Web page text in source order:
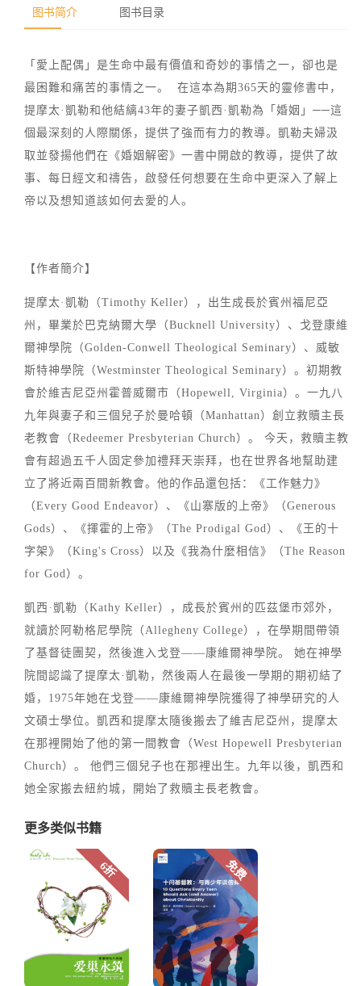
图书简介 图书目录
「愛上配偶」是生命中最有價值和奇妙的事情之一，卻也是
最困難和痛苦的事情之一。 在這本為期365天的靈修書中，
提摩太·凱勒和他結縭43年的妻子凱西·凱勒為「婚姻」──這
個最深刻的人際關係，提供了強而有力的教導。凱勒夫婦汲
取並發揚他們在《婚姻解密》一書中開啟的教導，提供了故
事、每日經文和禱告，啟發任何想要在生命中更深入了解上
帝以及想知道該如何去愛的人。
【作者簡介】
提摩太·凱勒（Timothy Keller），出生成長於賓州福尼亞
州，畢業於巴克納爾大學（Bucknell University）、戈登康維
爾神學院（Golden-Conwell Theological Seminary）、威敏
斯特神學院（Westminster Theological Seminary）。初期教
會於維吉尼亞州霍普威爾市（Hopewell, Virginia）。一九八
九年與妻子和三個兒子於曼哈頓（Manhattan）創立救贖主長
老教會（Redeemer Presbyterian Church）。 今天，救贖主教
會有超過五千人固定參加禮拜天崇拜，也在世界各地幫助建
立了將近兩百間新教會。他的作品還包括：《工作魅力》
（Every Good Endeavor）、《山寨版的上帝》（Generous
Gods）、《揮霍的上帝》（The Prodigal God）、《王的十
字架》（King's Cross）以及《我為什麼相信》（The Reason
for God）。
凱西·凱勒（Kathy Keller），成長於賓州的匹茲堡市郊外，
就讀於阿勒格尼學院（Allegheny College），在學期間帶領
了基督徒團契，然後進入戈登——康維爾神學院。 她在神學
院間認識了提摩太·凱勒，然後兩人在最後一學期的期初結了
婚，1975年她在戈登——康維爾神學院獲得了神學研究的人
文碩士學位。凱西和提摩太隨後搬去了維吉尼亞州，提摩太
在那裡開始了他的第一間教會（West Hopewell Presbyterian
Church）。 他們三個兒子也在那裡出生。九年以後，凱西和
她全家搬去紐約城，開始了救贖主長老教會。
更多类似书籍